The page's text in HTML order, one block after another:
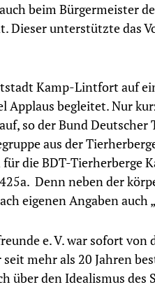
beim Bürgermeister
Dieser unterstützte das
Kamp-Lintfort auf
Applaus begleitet. Nur
so der Bund
aus der
für die BDT-Tierherberge
Denn neben der
eigenen Angaben auch
e. V. war sofort von
mehr als 20 Jahren
den Idealismus des